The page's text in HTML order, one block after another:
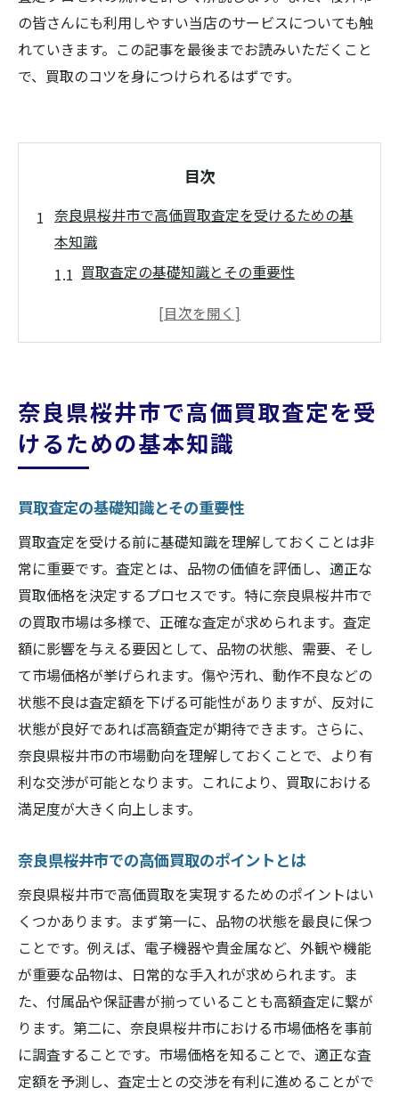
の皆さんにも利用しやすい当店のサービスについても触
れていきます。この記事を最後までお読みいただくこと
で、買取のコツを身につけられるはずです。
目次
奈良県桜井市で高価買取査定を受けるための基
本知識
買取査定の基礎知識とその重要性
奈良県桜井市での高価買取のポイントとは
奈良県桜井市の買取業者の選び方
買取査定とは？奈良県桜井市での流れを徹底解
買取査定の流れを理解しよう
査定のプロセスとそのポイント
奈良県桜井市での査定の特徴
査定の結果を左右する要因とは
査定後の対応方法と注意点
安心して査定を受けるための準備
奈良県桜井市の買取査定で失敗しないためのポ
イント
査定で失敗しないための準備方法
奈良県桜井市での査定のコツ
査定金額を引き上げるための交渉ポイント
査定業者の選定基準
査定時に避けるべきミスと対策
買取価格を最大化するための桜井市特有のコツ
桜井市の市場動向を理解しよう
高価買取を実現するための秘訣
査定時にアピールするポイント
買取価格をアップさせるための小技
桜井市での季節ごとの市場動向
奈良県桜井市で高価買取査定を受
けるための基本知識
買取査定の基礎知識とその重要性
買取査定を受ける前に基礎知識を理解しておくことは非
常に重要です。査定とは、品物の価値を評価し、適正な
買取価格を決定するプロセスです。特に奈良県桜井市で
の買取市場は多様で、正確な査定が求められます。査定
額に影響を与える要因として、品物の状態、需要、そし
て市場価格が挙げられます。傷や汚れ、動作不良などの
状態不良は査定額を下げる可能性がありますが、反対に
状態が良好であれば高額査定が期待できます。さらに、
奈良県桜井市の市場動向を理解しておくことで、より有
利な交渉が可能となります。これにより、買取における
満足度が大きく向上します。
奈良県桜井市での高価買取のポイントとは
奈良県桜井市で高価買取を実現するためのポイントはい
くつかあります。まず第一に、品物の状態を最良に保つ
ことです。例えば、電子機器や貴金属など、外観や機能
が重要な品物は、日常的な手入れが求められます。ま
た、付属品や保証書が揃っていることも高額査定に繋が
ります。第二に、奈良県桜井市における市場価格を事前
に調査することです。市場価格を知ることで、適正な査
定額を予測し、査定士との交渉を有利に進めることがで